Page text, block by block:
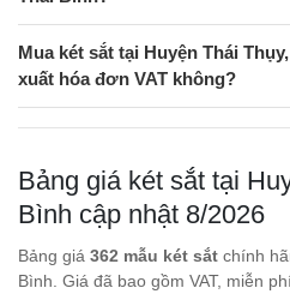
Mua két sắt tại Huyện Thái
xuất hóa đơn VAT không?
Bảng giá két sắt tại
Bình cập nhật 8/2026
Bảng giá 362 mẫu két sắt chính
Bình. Giá đã bao gồm VAT, miễn